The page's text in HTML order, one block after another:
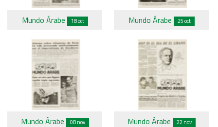
Mundo Árabe 18 oct Mundo Árabe 25 oct
Mundo Árabe 08 nov Mundo Árabe 22 nov